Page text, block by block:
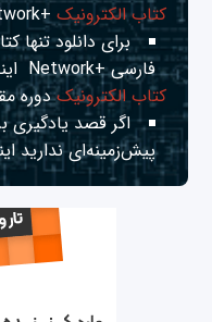
کتاب الکترونیک+Network راهنمای شبکه‌ها
برای دانلود تنها
فارسی +Network
کتاب الکترونیکدوره
اگر قصد یادگیری
پیش‌زمینه‌ای ندارید